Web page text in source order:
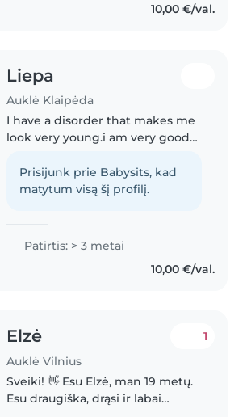
10,00 €/val.
Liepa
Auklė Klaipėda
I have a disorder that makes me
look very young.i am very good
There is going to be two
babysitters watching your child:)
Prisijunk prie Babysits, kad
matytum visą šį profilį.
Patirtis: > 3 metai
10,00 €/val.
Elzė
Auklė Vilnius
1
Sveiki! 👋 Esu Elzė, man 19 metų.
Esu draugiška, drąsi ir labai